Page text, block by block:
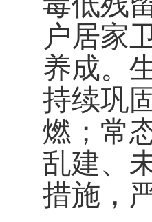
户居家
养成。
持续巩
燃；常
乱建、
措施，